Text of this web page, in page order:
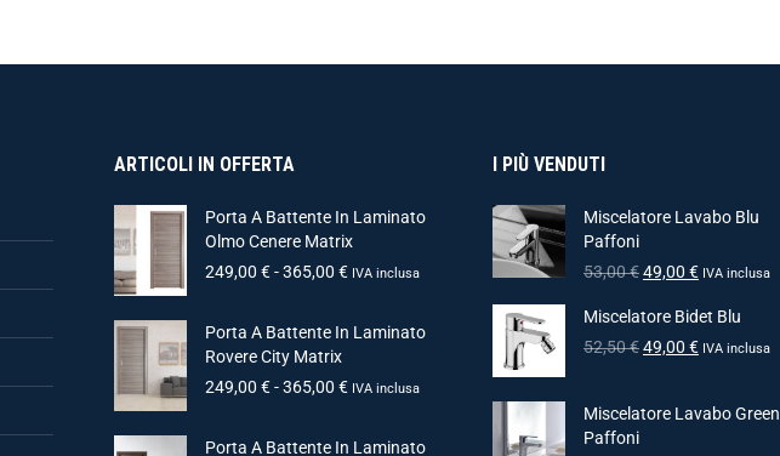
ARTICOLI IN OFFERTA
Porta A Battente In Laminato
Olmo Cenere Matrix
249,00 € - 365,00 € IVA inclusa
Porta A Battente In Laminato
Rovere City Matrix
249,00 € - 365,00 € IVA inclusa
Porta A Battente In Laminato
I PIÙ VENDUTI
Miscelatore Lavabo Blu
Paffoni
53,00€49,00 € IVA inclusa
Miscelatore Bidet Blu
52,50€49,00 € IVA inclusa
Miscelatore Lavabo Green
Paffoni